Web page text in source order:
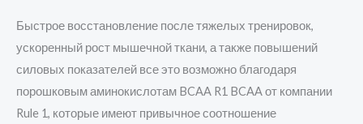
Быстрое восстановление после тяжелых тренировок,
ускоренный рост мышечной ткани, а также повышений
силовых показателей все это возможно благодаря
порошковым аминокислотам BCAA R1 BCAA от компании
Rule 1, которые имеют привычное соотношение